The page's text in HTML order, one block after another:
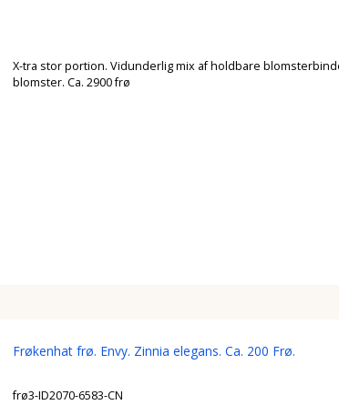
X-tra stor portion. Vidunderlig mix af holdbare
blomster. Ca. 2900 frø
Frøkenhat frø. Envy. Zinnia elegans. Ca. 200 Frø.
frø3-ID2070-6583-CN